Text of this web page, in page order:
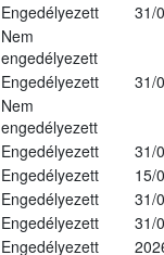
Engedélyezett
31/
Nem
engedélyezett
Engedélyezett
31/
Nem
engedélyezett
Engedélyezett
31/
Engedélyezett
15/
Engedélyezett
31/
Engedélyezett
31/
Engedélyezett